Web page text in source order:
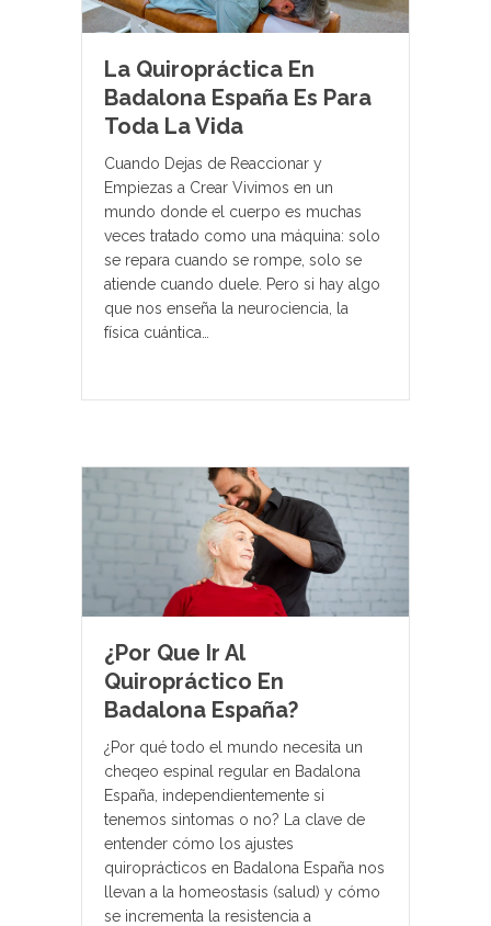
La Quiropráctica En
Badalona España Es Para
Toda La Vida
Cuando Dejas de Reaccionar y
Empiezas a Crear Vivimos en un
mundo donde el cuerpo es muchas
veces tratado como una máquina: solo
se repara cuando se rompe, solo se
atiende cuando duele. Pero si hay algo
que nos enseña la neurociencia, la
física cuántica…
¿Por Que Ir Al
Quiropráctico En
Badalona España?
¿Por qué todo el mundo necesita un
cheqeo espinal regular en Badalona
España, independientemente si
tenemos sintomas o no? La clave de
entender cómo los ajustes
quiroprácticos en Badalona España nos
llevan a la homeostasis (salud) y cómo
se incrementa la resistencia a